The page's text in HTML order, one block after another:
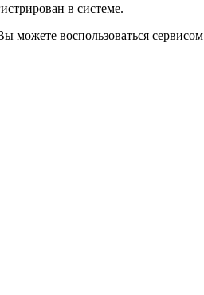
в системе.
можете воспользоваться сервисом